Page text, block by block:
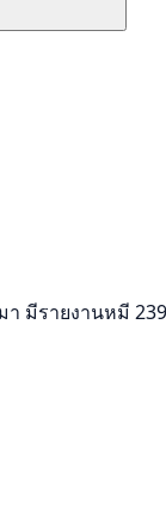
มีรายงานหมี